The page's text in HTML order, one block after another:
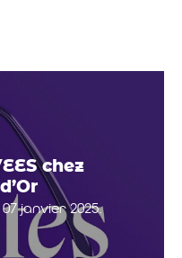
chez
janvier 2025.